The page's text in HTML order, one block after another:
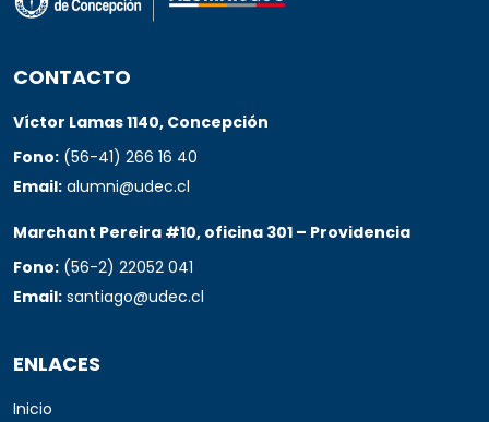
CONTACTO
Víctor Lamas 1140, Concepción
Fono: (56-41) 266 16 40
Email: alumni@udec.cl
Marchant Pereira #10, oficina 301 – Providencia
Fono: (56-2) 22052 041
Email: santiago@udec.cl
ENLACES
Inicio